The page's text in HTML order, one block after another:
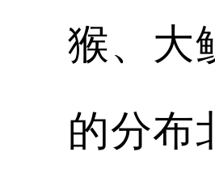
猴、大
的分布